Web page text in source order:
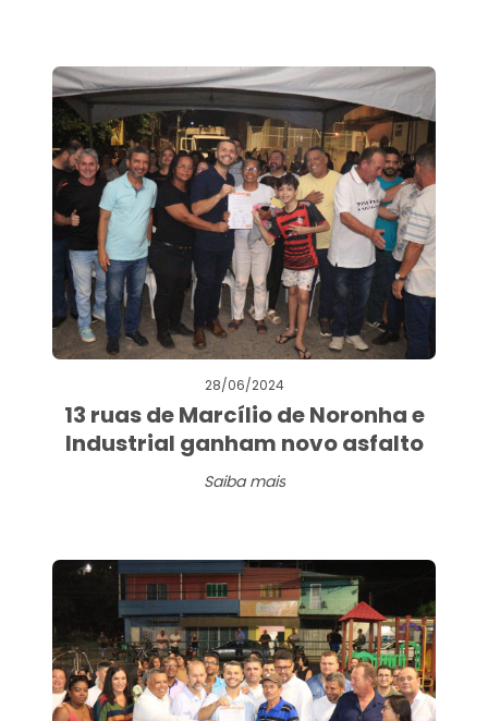
28/06/2024
13 ruas de Marcílio de Noronha e
Industrial ganham novo asfalto
Saiba mais